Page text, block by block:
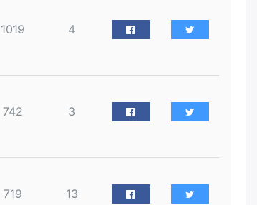
Өмгөөлөгч Б.Оюунбилэг:
хууль хяналтын байгууллагаар
уржигдар
Шатахууныхаа 97 хувийг нэг
зогсоож, Арабын орнуудаас
нийлүүлэх ажлыг сэргээх
1019 4
742 3
719 13